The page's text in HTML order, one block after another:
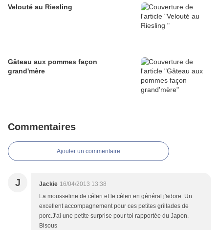
Velouté au Riesling
Gâteau aux pommes façon
grand'mère
Commentaires
Ajouter un commentaire
J Jackie 16/04/2013 13:38
La mousseline de céleri et le céleri en général j'adore. Un
excellent accompagnement pour ces petites grillades de
porc.J'ai une petite surprise pour toi rapportée du Japon.
Bisous